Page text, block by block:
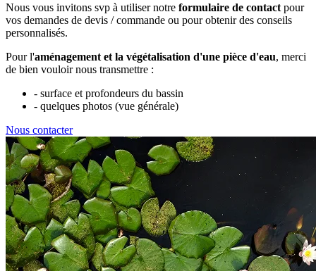
Nous vous invitons svp à utiliser notre formulaire de contact pour
vos demandes de devis / commande ou pour obtenir des conseils
personnalisés.
Pour l'aménagement et la végétalisation d'une pièce d'eau, merci
de bien vouloir nous transmettre :
- surface et profondeurs du bassin
- quelques photos (vue générale)
Nous contacter